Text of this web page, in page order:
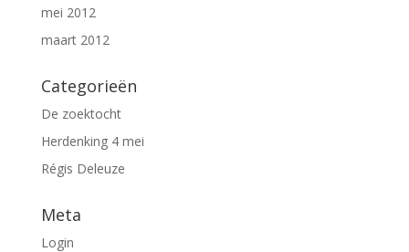
mei 2012
maart 2012
Categorieën
De zoektocht
Herdenking 4 mei
Régis Deleuze
Meta
Login